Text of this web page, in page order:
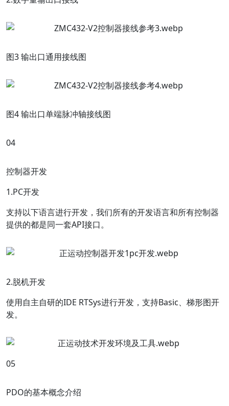
图3 输出口通用接线图
图4 输出口单端脉冲轴接线图
04
控制器开发
1.PC开发
支持以下语言进行开发，我们所有的开发语言和所有控制器
提供的都是同一套API接口。
2.脱机开发
使用自主自研的IDE RTSys进行开发，支持Basic、梯形图开
发。
05
PDO的基本概念介绍